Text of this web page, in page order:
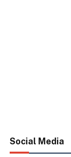
Social Media